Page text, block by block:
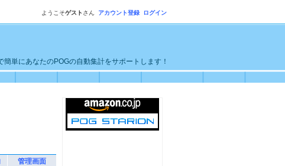
ようこそゲスト さん アカウント登録 ログイン
単にあなたのPOGの自動集計をサポートします！
管理画面